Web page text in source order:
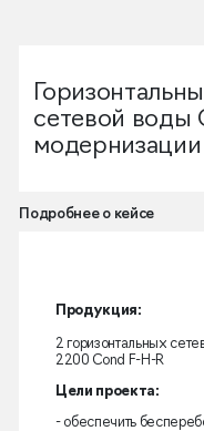
сетевой воды
Подробнее о кейсе
Продукция:
2 горизонтальных
2200 Cond F-H-R
Цели проекта:
- обеспечить